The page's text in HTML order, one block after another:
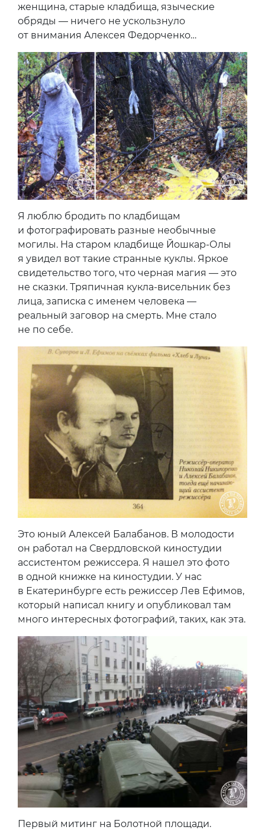
женщина, старые кладбища, языческие
обряды — ничего не ускользнуло
от внимания Алексея Федорченко…
Я люблю бродить по кладбищам
и фотографировать разные необычные
могилы. На старом кладбище Йошкар-Олы
я увидел вот такие странные куклы. Яркое
свидетельство того, что черная магия — это
не сказки. Тряпичная кукла-висельник без
лица, записка с именем человека —
реальный заговор на смерть. Мне стало
не по себе.
Это юный Алексей Балабанов. В молодости
он работал на Свердловской киностудии
ассистентом режиссера. Я нашел это фото
в одной книжке на киностудии. У нас
в Екатеринбурге есть режиссер Лев Ефимов,
который написал книгу и опубликовал там
много интересных фотографий, таких, как эта.
Первый митинг на Болотной площади.